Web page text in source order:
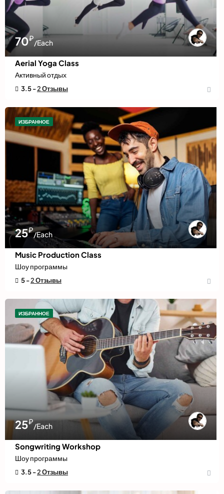
70₽/Each
Aerial Yoga Class
Активный отдых
3.5 -2 Отзывы
ИЗБРАННОЕ
25₽/Each
Music Production Class
Шоу программы
5 -2 Отзывы
ИЗБРАННОЕ
25₽/Each
Songwriting Workshop
Шоу программы
3.5 -2 Отзывы